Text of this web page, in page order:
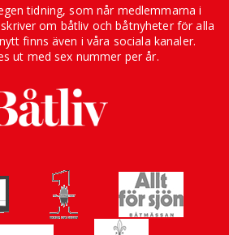
tidning, som når medlemmarna i
om båtliv och båtnyheter för alla
finns även i våra sociala kanaler.
ut med sex nummer per år.